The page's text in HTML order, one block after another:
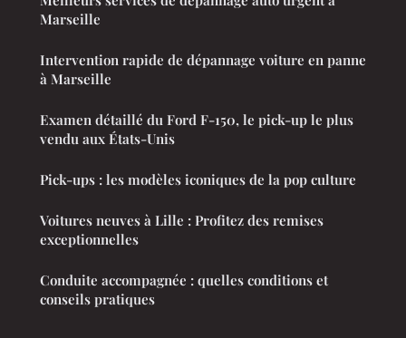
Marseille
Intervention rapide de dépannage voiture en panne
à Marseille
Examen détaillé du Ford F-150, le pick-up le plus
vendu aux États-Unis
Pick-ups : les modèles iconiques de la pop culture
Voitures neuves à Lille : Profitez des remises
exceptionnelles
Conduite accompagnée : quelles conditions et
conseils pratiques